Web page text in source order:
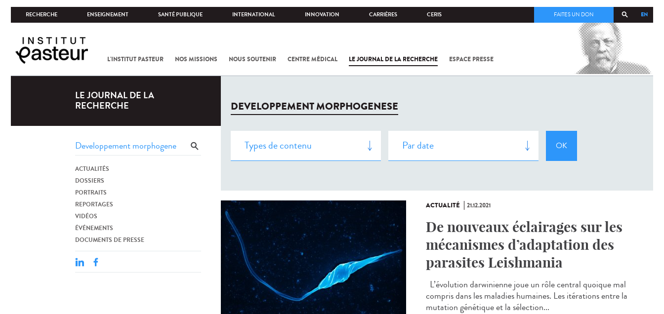
RECHERCHE ENSEIGNEMENT SANTÉ PUBLIQUE INTERNATIONAL INNOVATION CARRIÈRES CERIS EN
FAITES UN DON
L'INSTITUT PASTEUR NOS MISSIONS NOUS SOUTENIR CENTRE MÉDICAL LE JOURNAL DE LA RECHERCHE ESPACE PRESSE
COV-2 /
LE JOURNAL DE LA
RECHERCHE
ACTUALITÉS
DOSSIERS
PORTRAITS
REPORTAGES
VIDÉOS
ÉVÉNEMENTS
DOCUMENTS DE PRESSE
DEVELOPPEMENT MORPHOGENESE
ACTUALITÉ 21.12.2021
De nouveaux éclairages sur les
mécanismes d’adaptation des
parasites Leishmania
L’évolution darwinienne joue un rôle central quoique mal
compris dans les maladies humaines. Les itérations entre la
mutation génétique et la sélection...